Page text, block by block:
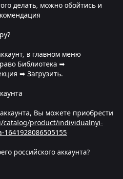
делать, можно обойтись и
в главном меню
Библиотека ➡
➡ Загрузить.
Вы можете приобрести
catalog/product/individualnyi-
российского аккаунта?